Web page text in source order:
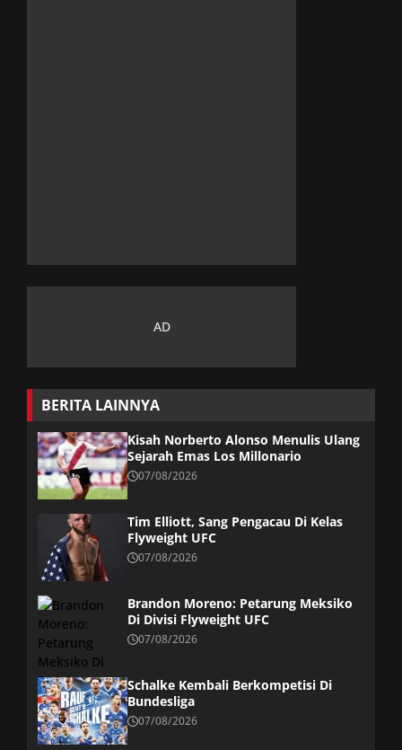
BERITA LAINNYA
Kisah Norberto Alonso Menulis Ulang
Sejarah Emas Los Millonario
07/08/2026
Tim Elliott, Sang Pengacau Di Kelas
Flyweight UFC
07/08/2026
Brandon Moreno: Petarung Meksiko
Di Divisi Flyweight UFC
07/08/2026
Schalke Kembali Berkompetisi Di
Bundesliga
07/08/2026